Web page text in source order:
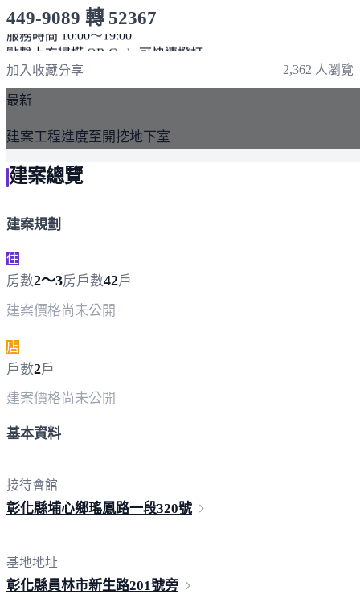
449-9089 轉 52367
服務時間 10:00～19:00
加入收藏分享 2,362 人瀏覽
最新
建案工程進度至開挖地下室
建案總覽
建案規劃
住
房數2～3房戶數42戶
建案價格尚未公開
店
戶數2戶
建案價格尚未公開
基本資料
接待會館
彰化縣埔心鄉瑤鳳路一段320號
基地地址
彰化縣員林市新生路201號旁